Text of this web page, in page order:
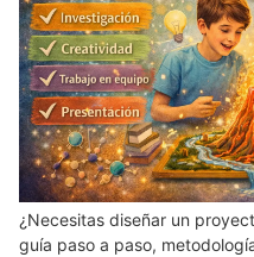
¿Necesitas diseñar un
guía paso a paso,